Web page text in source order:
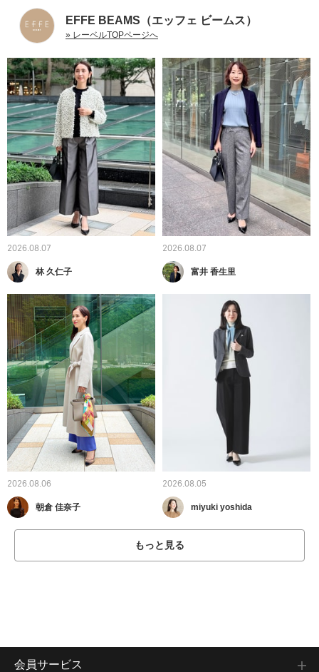
EFFE BEAMS（エッフェ ビームス）
» レーベルTOPページへ
2026.08.07
林 久仁子
2026.08.07
富井 香生里
2026.08.06
朝倉 佳奈子
2026.08.05
miyuki yoshida
もっと見る
会員サービス